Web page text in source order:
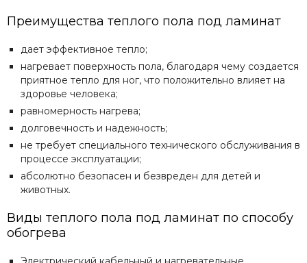
Преимущества теплого пола под ламинат
дает эффективное тепло;
нагревает поверхность пола, благодаря чему создается
приятное тепло для ног, что положительно влияет на
здоровье человека;
равномерность нагрева;
долговечность и надежность;
не требует специального технического обслуживания в
процессе эксплуатации;
абсолютно безопасен и безвреден для детей и
животных.
Виды теплого пола под ламинат по способу
обогрева